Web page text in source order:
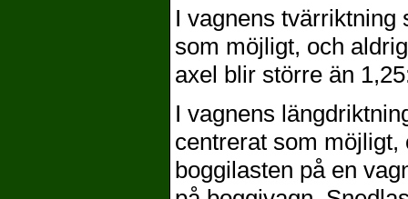
I vagnens tvärriktning
som möjligt, och
axel blir större än
I vagnens
centrerat som
boggilasten på en